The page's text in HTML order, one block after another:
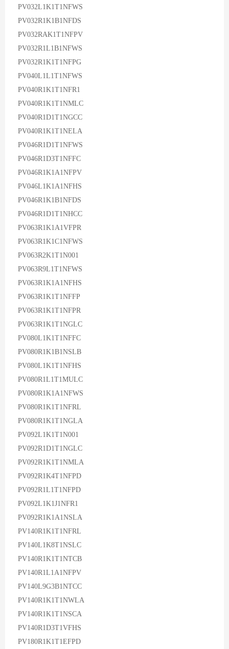
PV032L1K1T1NFWS
PV032R1K1B1NFDS
PV032RAK1T1NFPV
PV032R1L1B1NFWS
PV032R1K1T1NFPG
PV040L1L1T1NFWS
PV040R1K1T1NFR1
PV040R1K1T1NMLC
PV040R1D1T1NGCC
PV040R1K1T1NELA
PV046R1D1T1NFWS
PV046R1D3T1NFFC
PV046R1K1A1NFPV
PV046L1K1A1NFHS
PV046R1K1B1NFDS
PV046R1D1T1NHCC
PV063R1K1A1VFPR
PV063R1K1C1NFWS
PV063R2K1T1N001
PV063R9L1T1NFWS
PV063R1K1A1NFHS
PV063R1K1T1NFFP
PV063R1K1T1NFPR
PV063R1K1T1NGLC
PV080L1K1T1NFFC
PV080R1K1B1NSLB
PV080L1K1T1NFHS
PV080R1L1T1MULC
PV080R1K1A1NFWS
PV080R1K1T1NFRL
PV080R1K1T1NGLA
PV092L1K1T1N001
PV092R1D1T1NGLC
PV092R1K1T1NMLA
PV092R1K4T1NFPD
PV092R1L1T1NFPD
PV092L1K1J1NFR1
PV092R1K1A1NSLA
PV140R1K1T1NFRL
PV140L1K8T1NSLC
PV140R1K1T1NTCB
PV140R1L1A1NFPV
PV140L9G3B1NTCC
PV140R1K1T1NWLA
PV140R1K1T1NSCA
PV140R1D3T1VFHS
PV180R1K1T1EFPD